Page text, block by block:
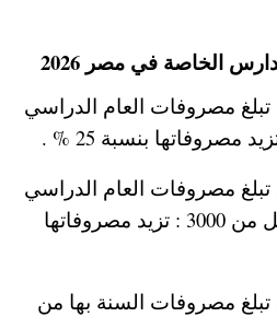
الخاصة في مصر 2026
مصروفات العام الدراسي
مصروفات العام الدراسي
بها بها من 2000 جنيه لأقل من 3000 : تزيد مصروفاتها
مصروفات السنة بها من